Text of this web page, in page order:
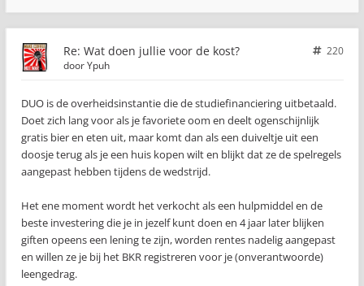
Re: Wat doen jullie voor de kost?
220
doorYpuh
DUO is de overheidsinstantie die de studiefinanciering uitbetaald.
Doet zich lang voor als je favoriete oom en deelt ogenschijnlijk
gratis bier en eten uit, maar komt dan als een duiveltje uit een
doosje terug als je een huis kopen wilt en blijkt dat ze de spelregels
aangepast hebben tijdens de wedstrijd.
Het ene moment wordt het verkocht als een hulpmiddel en de
beste investering die je in jezelf kunt doen en 4 jaar later blijken
giften opeens een lening te zijn, worden rentes nadelig aangepast
en willen ze je bij het BKR registreren voor je (onverantwoorde)
leengedrag.